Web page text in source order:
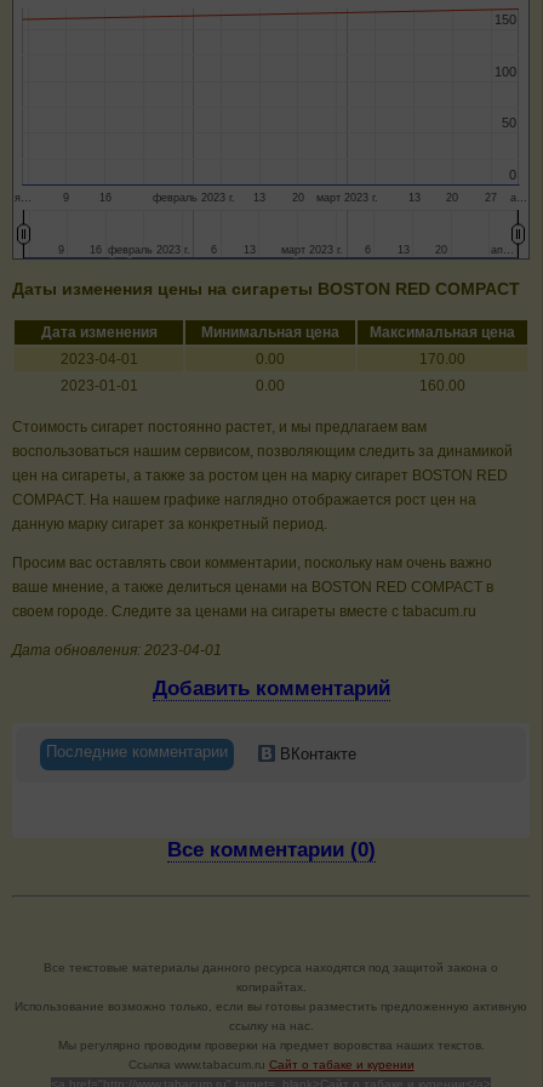
я… февраль 2023 г. март 2023 г. а…
9 16 13 20 13 20 27
0
0
50
50
100
100
150
150
февраль 2023 г.
февраль 2023 г. март 2023 г.
март 2023 г. ап…
ап…
9
9 16
16 6
6 13
13 6
6 13
13 20
20
Даты изменения цены на сигареты BOSTON RED СOMPACT
Дата изменения Минимальная цена
Максимальная цена
2023-04-01
0.00
170.00
2023-01-01
0.00 160.00
Стоимость сигарет постоянно растет, и мы предлагаем вам
воспользоваться нашим сервисом, позволяющим следить за динамикой
цен на сигареты, а также за ростом цен на марку сигарет BOSTON RED
СOMPACT. На нашем графике наглядно отображается рост цен на
данную марку сигарет за конкретный период.
Просим вас оставлять свои комментарии, поскольку нам очень важно
ваше мнение, а также делиться ценами на BOSTON RED СOMPACT в
своем городе. Следите за ценами на сигареты вместе с tabacum.ru
Дата обновления: 2023-04-01
Добавить комментарий
Последние комментарии ВКонтакте
Все комментарии (0)
Все текстовые материалы данного ресурса находятся под защитой закона о
копирайтах.
Использование возможно только, если вы готовы разместить предложенную активную
ссылку на нас.
Мы регулярно проводим проверки на предмет воровства наших текстов.
Cсылка www.tabacum.ru Сайт о табаке и курении
<a href="http://www.tabacum.ru" target=_blank>Сайт о табаке и курении</a>